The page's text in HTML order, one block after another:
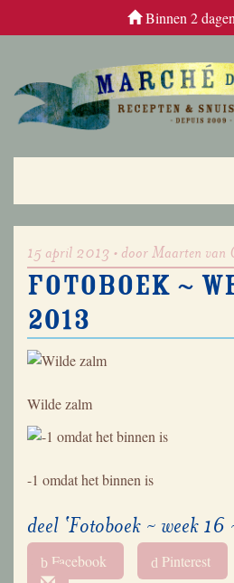
Binnen 2
15 april 2013 • door Maarten van
Fotoboek ~
2013
Wilde zalm
-1 omdat het binnen is
deel ‘Fotoboek ~ week
b Facebook d Pinterest